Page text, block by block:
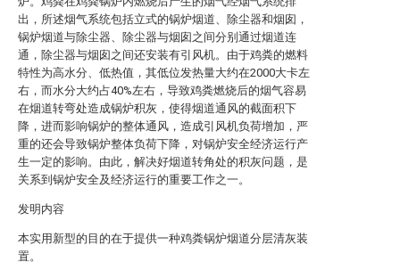
出，所述烟气系统包括立式的锅炉烟道、除尘器和烟囱，
锅炉烟道与除尘器、除尘器与烟囱之间分别通过烟道连
通，除尘器与烟囱之间还安装有引风机。由于鸡粪的燃料
特性为高水分、低热值，其低位发热量大约在2000大卡左
右，而水分大约占40%左右，导致鸡粪燃烧后的烟气容易
在烟道转弯处造成锅炉积灰，使得烟道通风的截面积下
降，进而影响锅炉的整体通风，造成引风机负荷增加，严
重的还会导致锅炉整体负荷下降，对锅炉安全经济运行产
生一定的影响。由此，解决好烟道转角处的积灰问题，是
关系到锅炉安全及经济运行的重要工作之一。
发明内容
本实用新型的目的在于提供一种鸡粪锅炉烟道分层清灰装
置。